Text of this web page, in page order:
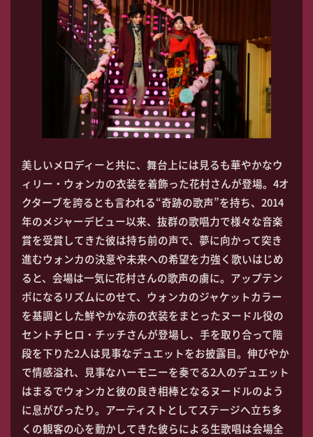
美しいメロディーと共に、舞台上には見るも華やかなウ
ィリー・ウォンカの衣装を着飾った花村さんが登場。4オ
クターブを誇るとも言われる“奇跡の歌声”を持ち、2014
年のメジャーデビュー以来、抜群の歌唱力で様々な音楽
賞を受賞してきた彼は持ち前の声で、夢に向かって突き
進むウォンカの決意や未来への希望を力強く歌いはじめ
ると、会場は一気に花村さんの歌声の虜に。アップテン
ポになるリズムにのせて、ウォンカのジャケットカラー
を基調とした鮮やかな赤の衣装をまとったヌードル役の
セントチヒロ・チッチさんが登場し、手を取り合って階
段を下りた2人は見事なデュエットをお披露目。伸びやか
で情感溢れ、見事なハーモニーを奏でる2人のデュエット
はまるでウォンカと彼の良き相棒となるヌードルのよう
に息がぴったり。アーティストとしてステージへ立ち多
くの観客の心を動かしてきた彼らによる生歌唱は会場全